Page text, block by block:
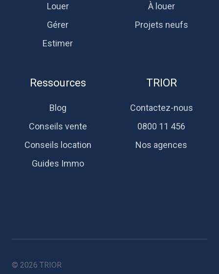
Louer
Gérer
Estimer
À louer
Projets neufs
Ressources
Blog
Conseils vente
Conseils location
Guides Immo
TRIOR
Contactez-nous
0800 11 456
Nos agences
© 2026 TRIOR